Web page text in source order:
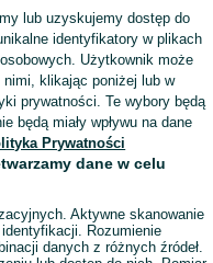
Wyświetlenia:
Wyślij wiadomość
lub uzyskujemy dostęp do
identyfikatory w plikach
Użytkownik może
klikając poniżej lub w
prywatności. Te wybory będą
będą miały wpływu na dane
Prywatności
dane w celu
Aktywne skanowanie
Rozumienie
danych z różnych źródeł.